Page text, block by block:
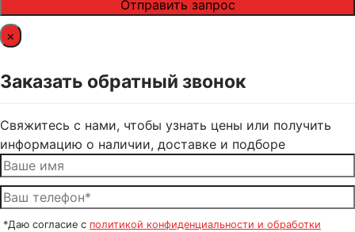
×
Заказать обратный звонок
Свяжитесь с нами, чтобы узнать цены или получить
информацию о наличии, доставке и подборе
*Даю согласие с политикой конфиденциальности и обработки